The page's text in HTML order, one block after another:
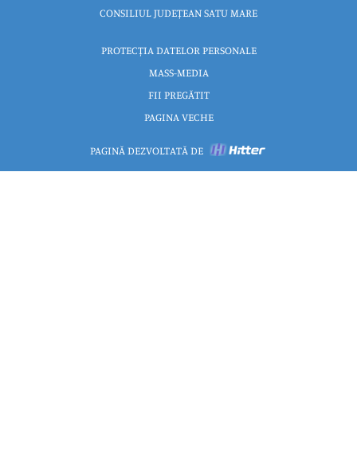
PROTECȚIA DATELOR PERSONALE
MASS-MEDIA
FII PREGĂTIT
PAGINA VECHE
PAGINĂ DEZVOLTATĂ DE
CONSILIUL JUDEȚEAN SATU MARE